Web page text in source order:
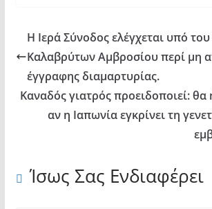
Η Ιερά Σύνοδος ελέγχεται υπό
Καλαβρύτων Αμβροσίου περί μη
έγγραφης διαμαρτυρίας.
Καναδός γιατρός προειδοποιεί: θα
αν η Ιαπωνία εγκρίνει τη
Ίσως Σας Ενδιαφέρει